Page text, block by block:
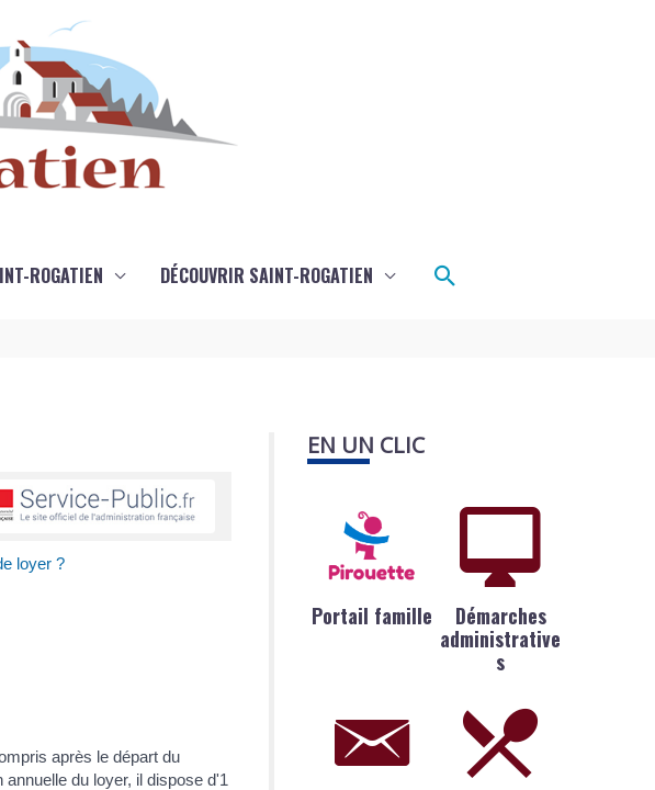
ROGATIEN DÉCOUVRIR SAINT-ROGATIEN Rechercher
loyer ?
après le départ du
du loyer, il dispose d'1
EN UN CLIC
Portail famille
Démarches
administrative
s